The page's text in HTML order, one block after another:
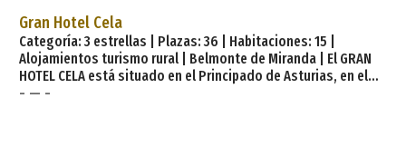
esmerada atención harán que disfrutes de unos días
inolvidables en uno de los pueblos más bellos de lo
Gran Hotel Cela
Categoría: 3 estrellas | Plazas: 36 | Habitaciones: 15 |
Alojamientos turismo rural | Belmonte de Miranda | El GRAN
HOTEL CELA está situado en el Principado de Asturias, en el
concejo de Belmonte de Miranda, rodeado de una gran
- — -